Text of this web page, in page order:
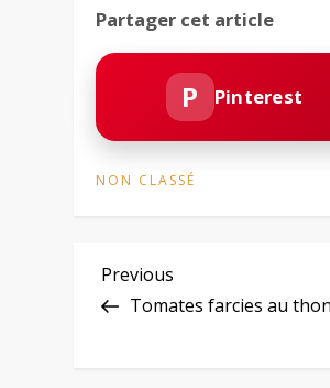
Partager cet article
P Pinterest
NON CLASSÉ
N
Previous
Post
Previous
Tomates farcies au